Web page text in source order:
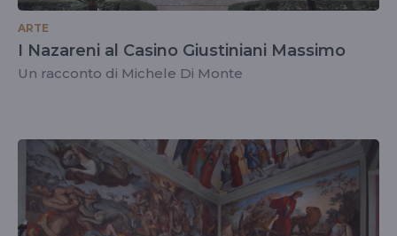
ARTE
I Nazareni al Casino Giustiniani Massimo
Un racconto di Michele Di Monte